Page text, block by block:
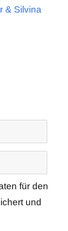
& Silvina
für den
und